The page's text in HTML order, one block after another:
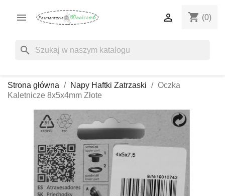
 shopping_cart (0)

search
Strona główna Napy Haftki Zatrzaski
Oczka
Kaletnicze 8x5x4mm Złote